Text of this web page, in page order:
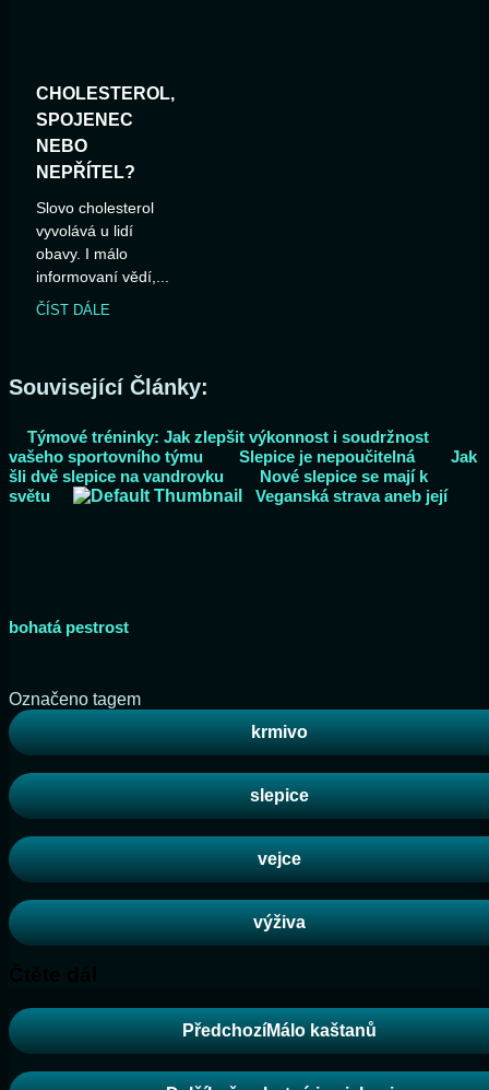
CHOLESTEROL,
SPOJENEC
NEBO
NEPŘÍTEL?
Slovo cholesterol
vyvolává u lidí
obavy. I málo
informovaní vědí,...
ČÍST DÁLE
Související Články:
Týmové tréninky: Jak zlepšit výkonnost i soudržnost
vašeho sportovního týmu
Slepice je nepoučitelná
Jak
šli dvě slepice na vandrovku
Nové slepice se mají k
světu
Veganská strava aneb její
bohatá pestrost
Označeno tagem
krmivo
slepice
vejce
výživa
PředchozíMálo kaštanů